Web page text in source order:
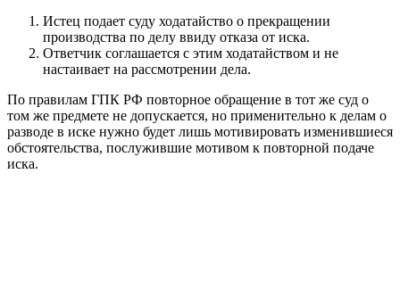
Истец подает суду ходатайство о прекращении
производства по делу ввиду отказа от иска.
Ответчик соглашается с этим ходатайством и не
настаивает на рассмотрении дела.
По правилам ГПК РФ повторное обращение в тот же суд о
том же предмете не допускается, но применительно к делам о
разводе в иске нужно будет лишь мотивировать изменившиеся
обстоятельства, послужившие мотивом к повторной подаче
иска.